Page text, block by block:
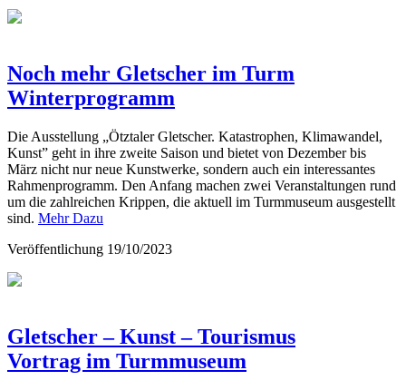
Noch mehr Gletscher im Turm
Winterprogramm
Die Ausstellung „Ötztaler Gletscher. Katastrophen, Klimawandel,
Kunst” geht in ihre zweite Saison und bietet von Dezember bis
März nicht nur neue Kunstwerke, sondern auch ein interessantes
Rahmenprogramm. Den Anfang machen zwei Veranstaltungen rund
um die zahlreichen Krippen, die aktuell im Turmmuseum ausgestellt
sind. Mehr Dazu
Veröffentlichung 19/10/2023
Gletscher – Kunst – Tourismus
Vortrag im Turmmuseum